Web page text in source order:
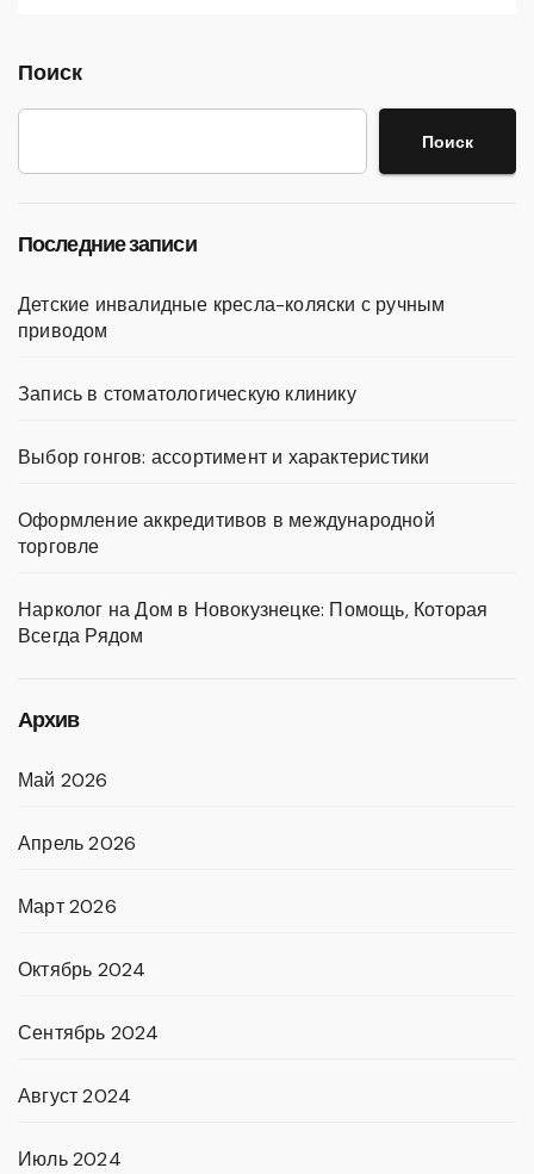
Поиск
Поиск
Последние записи
Детские инвалидные кресла-коляски с ручным
приводом
Запись в стоматологическую клинику
Выбор гонгов: ассортимент и характеристики
Оформление аккредитивов в международной
торговле
Нарколог на Дом в Новокузнецке: Помощь, Которая
Всегда Рядом
Архив
Май 2026
Апрель 2026
Март 2026
Октябрь 2024
Сентябрь 2024
Август 2024
Июль 2024